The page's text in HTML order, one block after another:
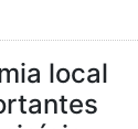
local